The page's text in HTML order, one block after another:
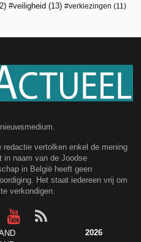
veiligheid (13) verkiezingen (11)
vertolken enkel de mening
in naam van de Joodse
in België heeft geen
Het staat iedereen vrij om
verkondigen.
2026